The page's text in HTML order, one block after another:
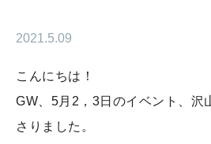
2021.5.09
こんにちは！
GW、5月2，3日のイベント、沢
さりました。